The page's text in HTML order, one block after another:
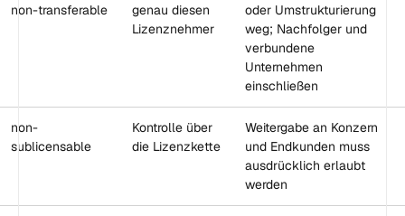
non-transferable
genau diesen
Lizenznehmer
oder Umstrukturierung
weg; Nachfolger und
verbundene
Unternehmen
einschließen
non-
sublicensable
Kontrolle über
die Lizenzkette
Weitergabe an Konzern
und Endkunden muss
ausdrücklich erlaubt
werden